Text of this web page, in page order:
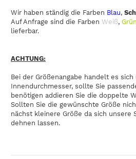
Wir haben ständig die Farben Blau,
Auf Anfrage sind die Farben Weiß, Grün
lieferbar.
ACHTUNG:
Bei der Größenangabe handelt es sich
Innendurchmesser, sollte Sie
benötigen addieren Sie die doppelte
Sollten Sie die gewünschte Größe
nächst kleinere Größe da sich unsere
dehnen lassen.